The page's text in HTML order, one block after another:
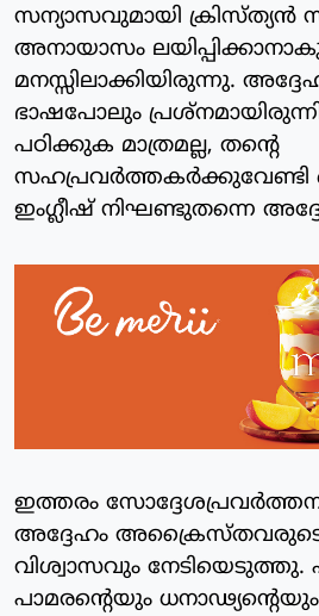
സന്യാസവുമായി ക്രിസ്ത്യന്‍
അനായാസം
മനസ്സിലാക്കിയിരുന്നു.
ഭാഷപോലും
പഠിക്കുക മാത്രമല്ല, തന്റെ
സഹപ്രവര്‍ത്തകര്‍ക്കുവേണ്ടി
ഇംഗ്ലീഷ് നിഘണ്ടുതന്നെ
ഇത്തരം
അദ്ദേഹം
വിശ്വാസവും നേടിയെടുത്തു.
പാമരന്റെയും ധനാഢ്യന്റെയും